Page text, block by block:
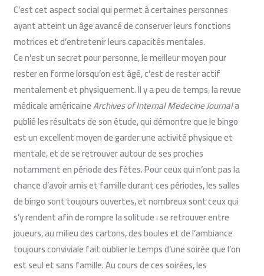
C’est cet aspect social qui permet à certaines personnes
ayant atteint un âge avancé de conserver leurs fonctions
motrices et d’entretenir leurs capacités mentales.
Ce n’est un secret pour personne, le meilleur moyen pour
rester en forme lorsqu’on est âgé, c’est de rester actif
mentalement et physiquement. Il y a peu de temps, la revue
médicale américaineArchives of Internal Medecine Journala
publié les résultats de son étude, qui démontre que lebingo
est un excellent moyen de garder une activité physique et
mentale, et de se retrouver autour de ses proches
notamment en période des fêtes. Pour ceux qui n’ont pas la
chance d’avoir amis et famille durant ces périodes, les salles
de bingo sont toujours ouvertes, et nombreux sont ceux qui
s’y rendent afin de rompre la solitude : se retrouver entre
joueurs, au milieu des cartons, des boules et de l’ambiance
toujours conviviale fait oublier le temps d’une soirée que l’on
est seul et sans famille. Au cours de ces soirées, les